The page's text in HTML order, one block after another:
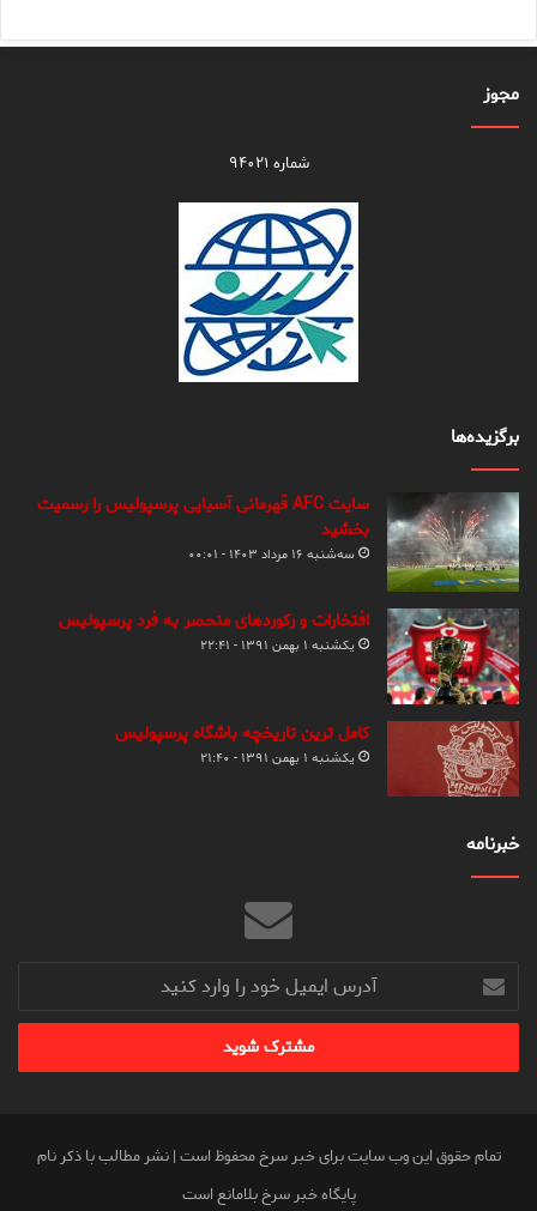
مجوز
شماره ۹۴۰۲۱
برگزیده‌ها
سایت AFC قهرمانی آسیایی پرسپولیس را رسمیت
بخشید
سه‌شنبه ۱۶ مرداد ۱۴۰۳ - ۰۰:۰۱
افتخارات و رکوردهای منحصر به فرد پرسپولیس
یکشنبه ۱ بهمن ۱۳۹۱ - ۲۲:۴۱
کامل ترین تاریخچه باشگاه پرسپولیس
یکشنبه ۱ بهمن ۱۳۹۱ - ۲۱:۴۰
خبرنامه
آدرس
ایمیل
خود
وارد
تمام حقوق این وب سایت برای خبر سرخ محفوظ است | نشر مطالب با ذکر نام
پایگاه خبر سرخ بلامانع است